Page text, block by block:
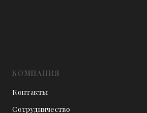
КОМПАНИЯ
Контакты
Сотрудничество